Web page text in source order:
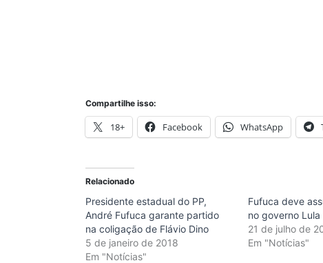
Compartilhe isso:
18+ Facebook WhatsApp
Relacionado
Presidente estadual do PP,
André Fufuca garante partido
na coligação de Flávio Dino
5 de janeiro de 2018
Em "Notícias"
Fufuca deve
no governo
21 de julho de
Em "Notícias"